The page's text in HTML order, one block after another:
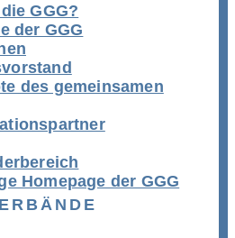
GGG?
der GGG
des gemeinsamen
Homepage der GGG